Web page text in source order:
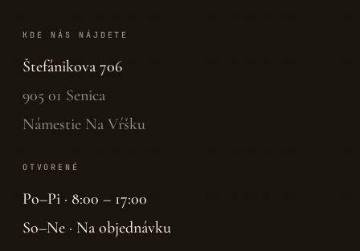
KDE NÁS NÁJDETE
Štefánikova 706
905 01 Senica
Námestie Na Vŕšku
OTVORENÉ
Po–Pi · 8:00 – 17:00
So–Ne · Na objednávku